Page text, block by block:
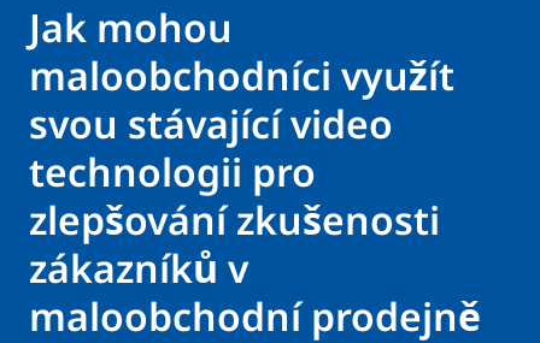
Jak mohou
maloobchodníci využít
svou stávající video
technologii pro
zlepšování zkušenosti
zákazníků v
maloobchodní prodejně